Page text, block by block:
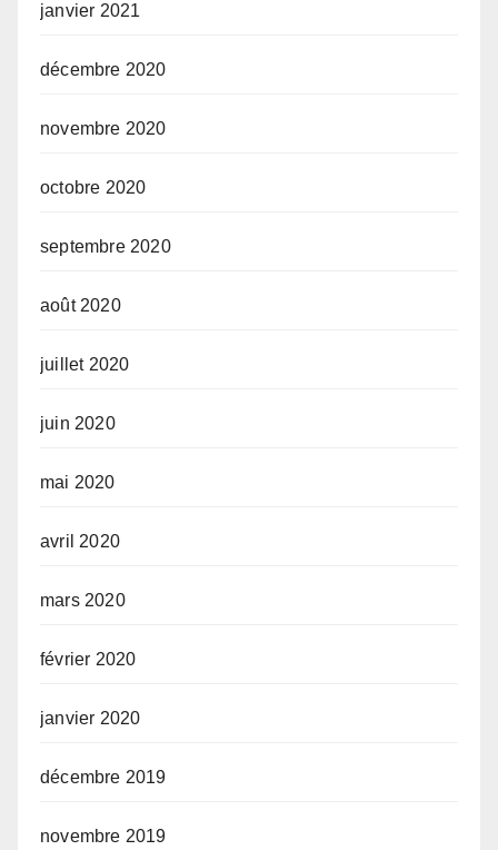
janvier 2021
décembre 2020
novembre 2020
octobre 2020
septembre 2020
août 2020
juillet 2020
juin 2020
mai 2020
avril 2020
mars 2020
février 2020
janvier 2020
décembre 2019
novembre 2019